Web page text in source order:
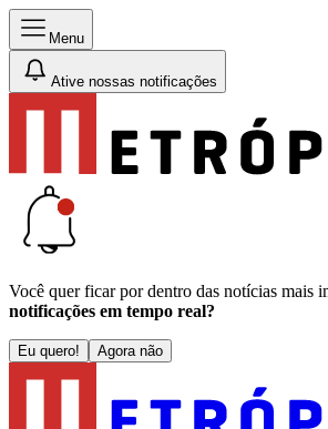
Menu
Ative nossas notificações
Você quer ficar por dentro das notícias mais
notificações em tempo real?
Eu quero! Agora não